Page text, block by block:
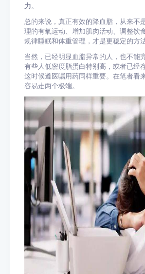
力。
总的来说，真正有效的降血脂，从来不
理的有氧运动、增加肌肉活动、调整饮
规律睡眠和体重管理，才是更稳定的方法
当然，已经明显血脂异常的人，也不能
有些人低密度脂蛋白特别高，或者已经
这时候遵医嘱用药同样重要。在笔者看
容易走两个极端。